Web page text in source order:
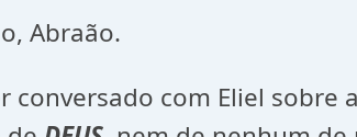
Abraão.
conversado com Eliel